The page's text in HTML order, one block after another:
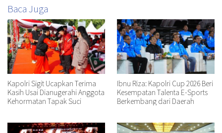
Baca Juga
Kapolri Sigit Ucapkan Terima
Kasih Usai Dianugerahi Anggota
Kehormatan Tapak Suci
Ibnu Riza: Kapolri Cup 2026 Beri
Kesempatan Talenta E-Sports
Berkembang dari Daerah